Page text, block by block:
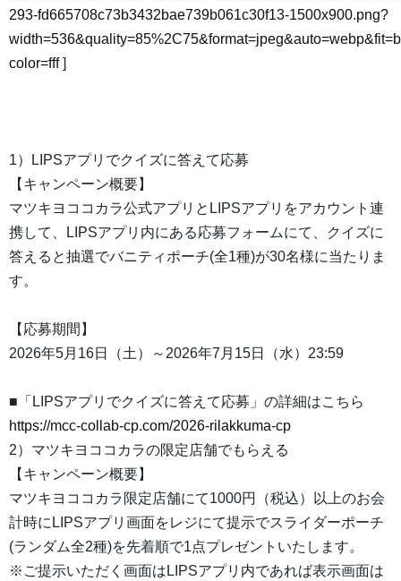
293-fd665708c73b3432bae739b061c30f13-1500x900.png?
color=fff]
1）LIPSアプリでクイズに答えて応募
【キャンペーン概要】
マツキヨココカラ公式アプリとLIPSアプリをアカウント連
携して、LIPSアプリ内にある応募フォームにて、クイズに
答えると抽選でバニティポーチ(全1種)が30名様に当たりま
す。
【応募期間】
2026年5月16日（土）～2026年7月15日（水）23:59
■「LIPSアプリでクイズに答えて応募」の詳細はこちら
https://mcc-collab-cp.com/2026-rilakkuma-cp
2）マツキヨココカラの限定店舗でもらえる
【キャンペーン概要】
マツキヨココカラ限定店舗にて1000円（税込）以上のお会
計時にLIPSアプリ画面をレジにて提示でスライダーポーチ
(ランダム全2種)を先着順で1点プレゼントいたします。
※ご提示いただく画面はLIPSアプリ内であれば表示画面は